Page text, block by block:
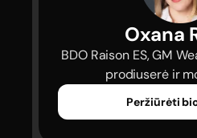
Oxana
prodiuserė ir
Peržiūrėti